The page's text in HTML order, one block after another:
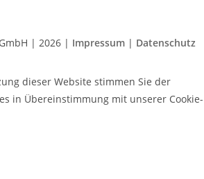
| 2026 | Impressum | Datenschutz
dieser Website stimmen Sie der
in Übereinstimmung mit unserer Cookie-